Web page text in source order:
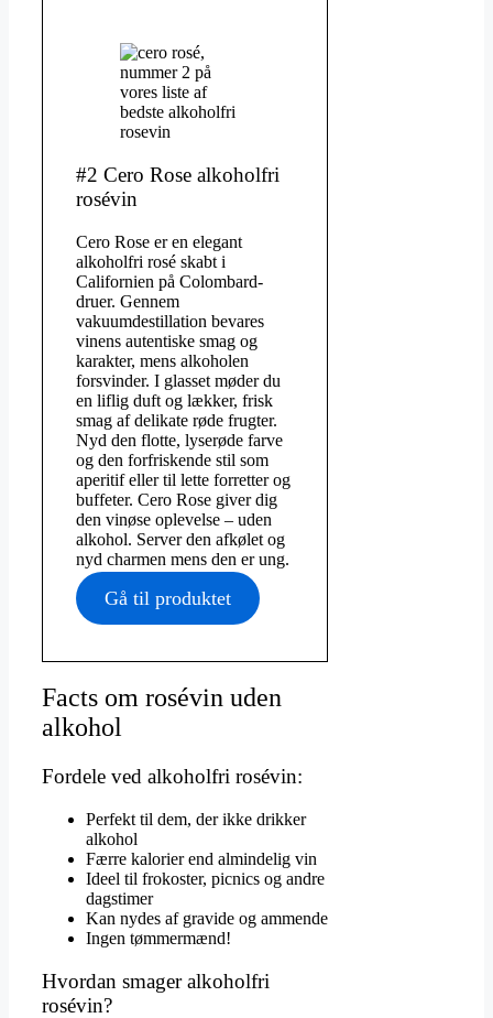
#2 Cero Rose alkoholfri
rosévin
Cero Rose er en elegant
alkoholfri rosé skabt i
Californien på Colombard-
druer. Gennem
vakuumdestillation bevares
vinens autentiske smag og
karakter, mens alkoholen
forsvinder. I glasset møder du
en liflig duft og lækker, frisk
smag af delikate røde frugter.
Nyd den flotte, lyserøde farve
og den forfriskende stil som
aperitif eller til lette forretter og
buffeter. Cero Rose giver dig
den vinøse oplevelse – uden
alkohol. Server den afkølet og
nyd charmen mens den er ung.
Gå til produktet
Facts om rosévin uden
alkohol
Fordele ved alkoholfri rosévin:
Perfekt til dem, der ikke drikker
alkohol
Færre kalorier end almindelig vin
Ideel til frokoster, picnics og andre
dagstimer
Kan nydes af gravide og ammende
Ingen tømmermænd!
Hvordan smager alkoholfri
rosévin?